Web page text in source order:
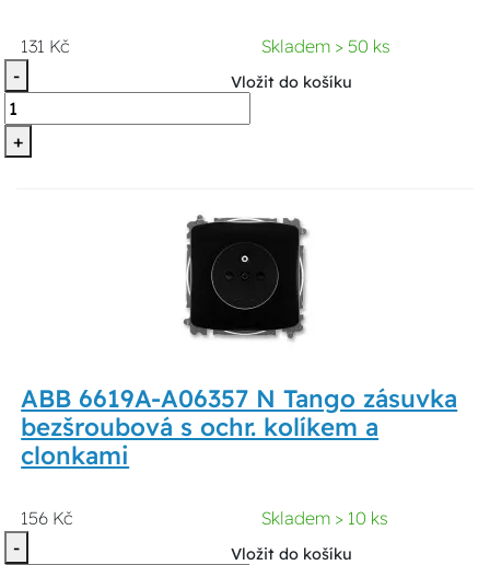
131 Kč
Skladem > 50 ks
-
+
Vložit do košíku
ABB 6619A-A06357 N Tango zásuvka
bezšroubová s ochr. kolíkem a
clonkami
156 Kč
Skladem > 10 ks
-
Vložit do košíku